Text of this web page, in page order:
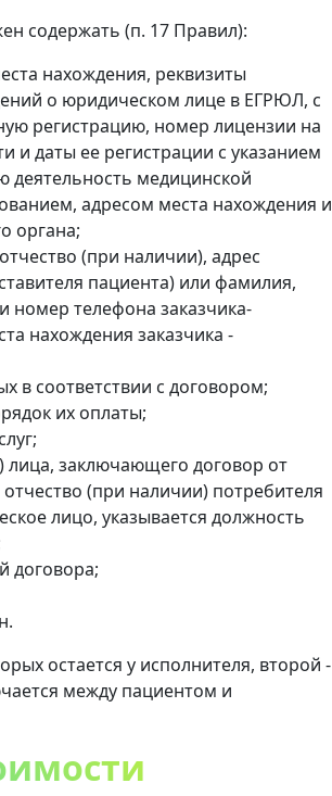
содержать (п. 17 Правил):
нахождения, реквизиты
о юридическом лице в ЕГРЮЛ, с
регистрацию, номер лицензии на
и даты ее регистрации с указанием
деятельность медицинской
адресом места нахождения и
органа;
(при наличии), адрес
пациента) или фамилия,
номер телефона заказчика-
нахождения заказчика -
в соответствии с договором;
их оплаты;
заключающего договор от
(при наличии) потребителя
лицо, указывается должность
договора;
остается у исполнителя, второй -
между пациентом и